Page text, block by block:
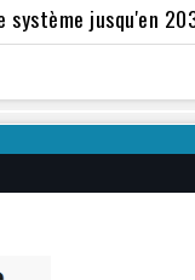
jusqu'en